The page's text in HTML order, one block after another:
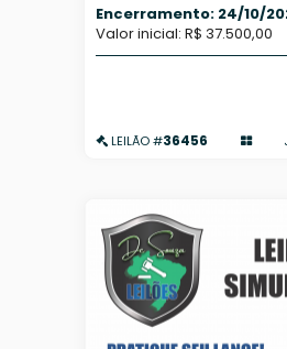
Encerramento: 24/10/
Valor inicial: R$ 37.500,00
LEILÃO #36456